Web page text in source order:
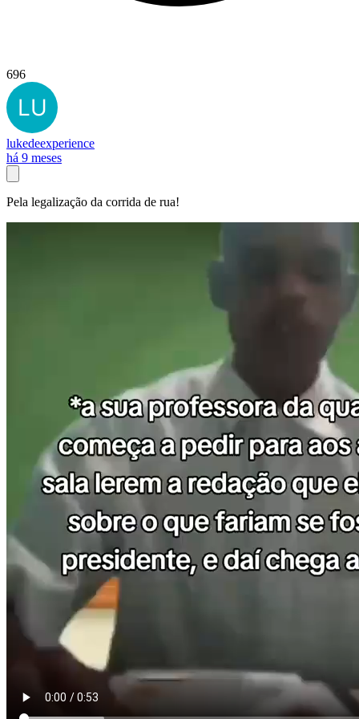
696
lukedeexperience
há 9 meses
Pela legalização da corrida de rua!